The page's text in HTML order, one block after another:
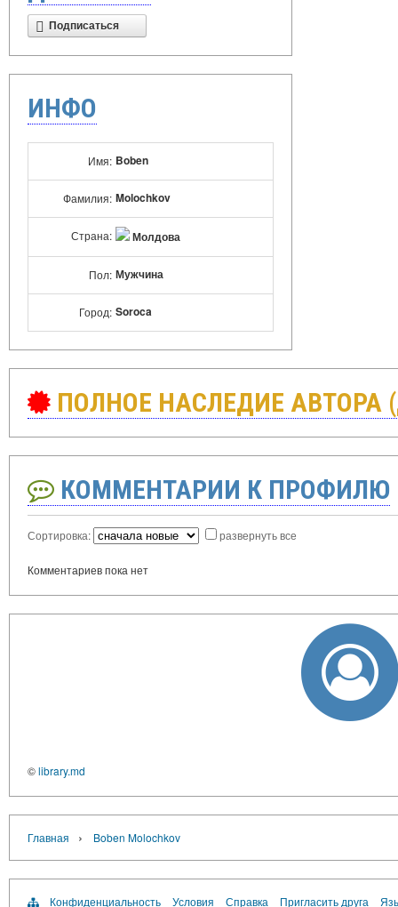
Подписаться
ИНФО
Имя: Boben
Фамилия: Molochkov
Страна: Молдова
Пол: Мужчина
Город: Soroca
ПОЛНОЕ НАСЛЕДИЕ
КОММЕНТАРИИ К ПРОФИЛЮ
Сортировка: развернуть все
Комментариев пока нет
©library.md
Главная › Boben Molochkov
Конфиденциальность Условия Справка Пригласить друга